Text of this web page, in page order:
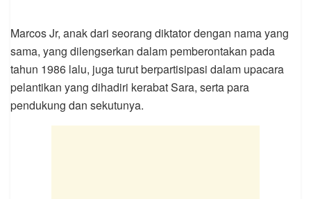
Marcos Jr, anak dari seorang diktator dengan nama yang
sama, yang dilengserkan dalam pemberontakan pada
tahun 1986 lalu, juga turut berpartisipasi dalam upacara
pelantikan yang dihadiri kerabat Sara, serta para
pendukung dan sekutunya.